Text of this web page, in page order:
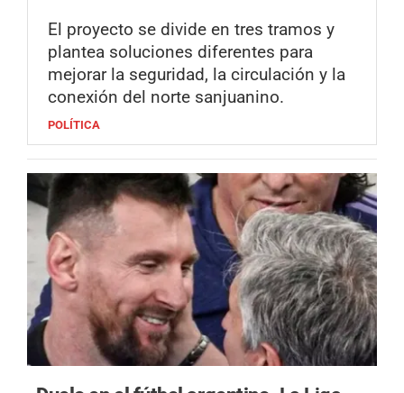
El proyecto se divide en tres tramos y
plantea soluciones diferentes para
mejorar la seguridad, la circulación y la
conexión del norte sanjuanino.
POLÍTICA